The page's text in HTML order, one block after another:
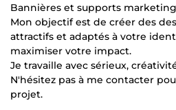
Bannières et supports marketing
Mon objectif est de créer des
attractifs et adaptés à votre
maximiser votre impact.
Je travaille avec sérieux,
N'hésitez pas à me contacter
projet.